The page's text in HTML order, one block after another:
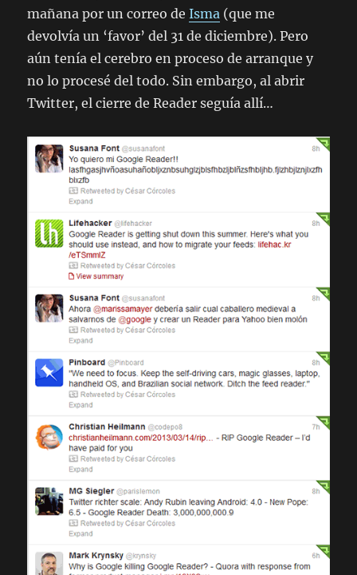
mañana por un correo deIsma (que me
devolvía un ‘favor’ del 31 de diciembre). Pero
aún tenía el cerebro en proceso de arranque y
no lo procesé del todo. Sin embargo, al abrir
Twitter, el cierre de Reader seguía allí…